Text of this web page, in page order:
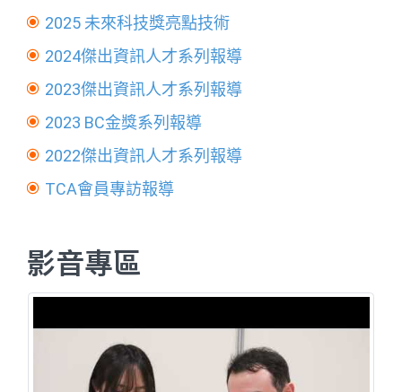
2025 未來科技獎亮點技術
2024傑出資訊人才系列報導
2023傑出資訊人才系列報導
2023 BC金獎系列報導
2022傑出資訊人才系列報導
TCA會員專訪報導
影音專區